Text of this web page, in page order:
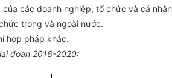
các doanh nghiệp, tổ chức và cá
trong và ngoài nước.
hợp pháp khác.
đoạn 2016-2020: